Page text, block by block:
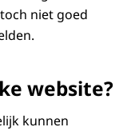
niet goed
website?
kunnen